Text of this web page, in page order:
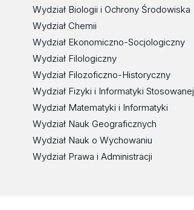
Wydział Biologii i Ochrony Środowiska
Wydział Chemii
Wydział Ekonomiczno-Socjologiczny
Wydział Filologiczny
Wydział Filozoficzno-Historyczny
Wydział Fizyki i Informatyki Stosowanej
Wydział Matematyki i Informatyki
Wydział Nauk Geograficznych
Wydział Nauk o Wychowaniu
Wydział Prawa i Administracji